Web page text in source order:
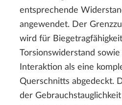
entsprechende
angewendet. Der
wird für
Torsionswiderstand
Interaktion als eine
Querschnitts abgedeckt.
der